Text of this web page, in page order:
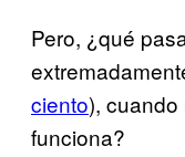
Pero, ¿qué
ciento),
funciona?